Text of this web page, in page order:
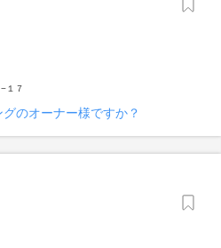
１７
のオーナー様ですか？